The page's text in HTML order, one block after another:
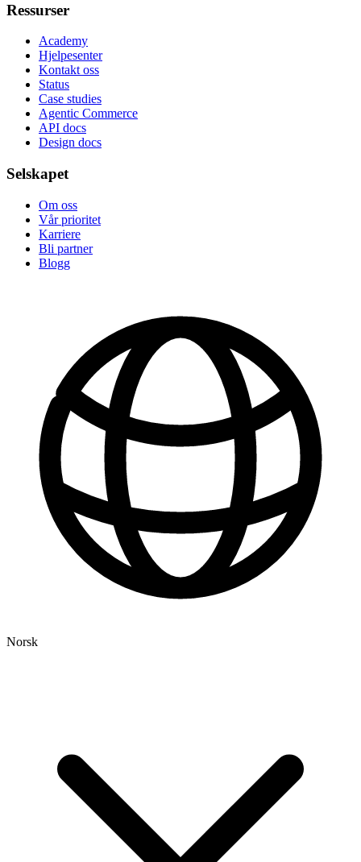
Ressurser
Academy
Hjelpesenter
Kontakt oss
Status
Case studies
Agentic Commerce
API docs
Design docs
Selskapet
Om oss
Vår prioritet
Karriere
Bli partner
Blogg
Norsk